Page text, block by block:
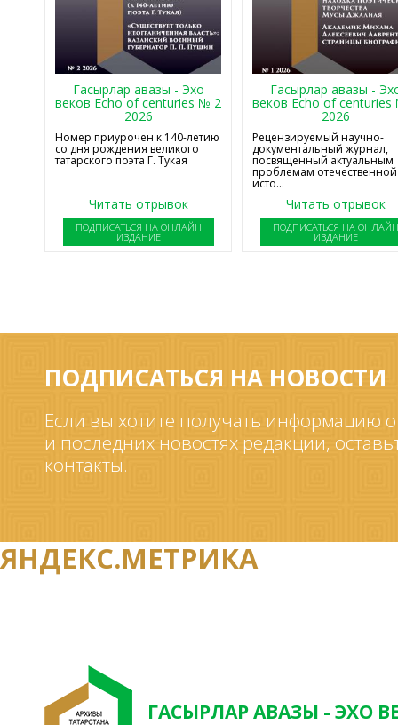
Гасырлар авазы - Эхо
веков Echo of centuries № 2
2026
Номер приурочен к 140-летию
со дня рождения великого
татарского поэта Г. Тукая
Читать отрывок
ПОДПИСАТЬСЯ НА ОНЛАЙН
ИЗДАНИЕ
Гасырлар авазы -
веков Echo of
2026
Рецензируемый научно-
документальный журнал,
посвященный актуальным
проблемам отечественной
исто...
Читать отрывок
ПОДПИСАТЬСЯ НА
ИЗДАНИЕ
ПОДПИСАТЬСЯ НА НОВОСТИ
Если вы хотите получать информацию
и последних новостях редакции,
контакты.
ЯНДЕКС.МЕТРИКА
ГАСЫРЛАР АВАЗЫ - ЭХО